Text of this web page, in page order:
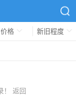
价格 新旧程度
！ 返回